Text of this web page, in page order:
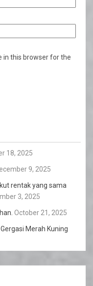
in this browser for the
18, 2025
9, 2025
rentak yang sama
3, 2025
October 21, 2025
Merah Kuning